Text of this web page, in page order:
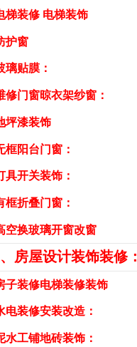
梯装修 电梯装饰
护窗
璃贴膜：
修门窗晾衣架纱窗：
坪漆装饰
框阳台门窗：
具开关装饰：
框折叠门窗：
空换玻璃开窗改窗
房屋设计装饰装修：
子装修电梯装修装饰
电装修安装改造：
水工铺地砖装饰：